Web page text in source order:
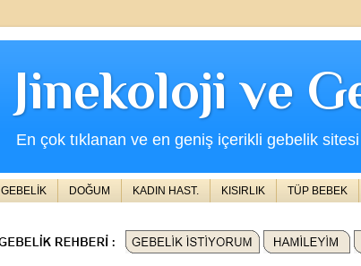
Jinekoloji ve
En çok tıklanan ve en geniş içerikli gebelik sitesi
GEBELİK DOĞUM KADIN HAST. KISIRLIK TÜP BEBEK